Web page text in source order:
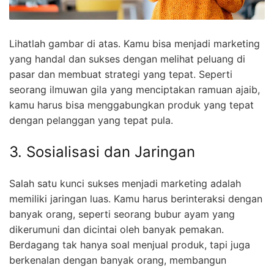
Lihatlah gambar di atas. Kamu bisa menjadi marketing
yang handal dan sukses dengan melihat peluang di
pasar dan membuat strategi yang tepat. Seperti
seorang ilmuwan gila yang menciptakan ramuan ajaib,
kamu harus bisa menggabungkan produk yang tepat
dengan pelanggan yang tepat pula.
3. Sosialisasi dan Jaringan
Salah satu kunci sukses menjadi marketing adalah
memiliki jaringan luas. Kamu harus berinteraksi dengan
banyak orang, seperti seorang bubur ayam yang
dikerumuni dan dicintai oleh banyak pemakan.
Berdagang tak hanya soal menjual produk, tapi juga
berkenalan dengan banyak orang, membangun